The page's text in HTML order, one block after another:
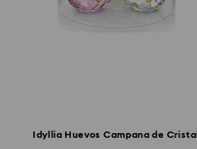
Idyllia Huevos Campana de Cristal